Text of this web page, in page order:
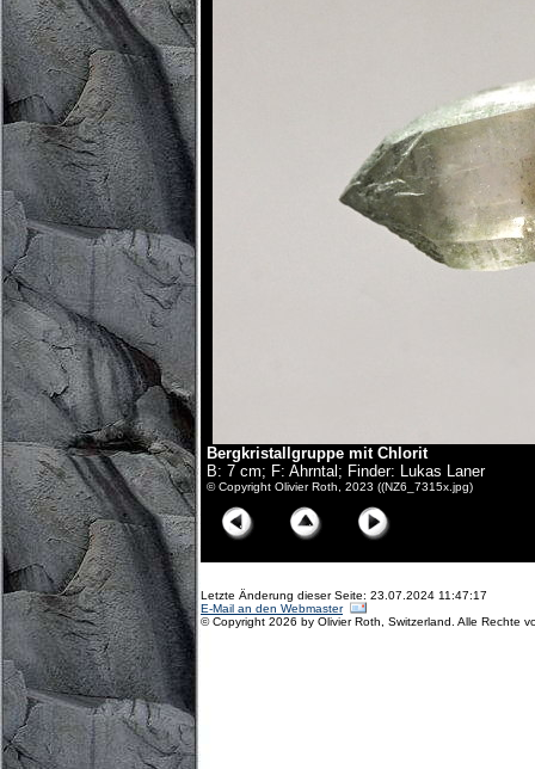
Bergkristallgruppe mit Chlorit
B: 7 cm; F: Ahrntal; Finder: Lukas Laner
© Copyright Olivier Roth, 2023 ((NZ6_7315x.jpg)
Letzte Änderung dieser Seite: 23.07.2024 11:47:17
E-Mail an den Webmaster
© Copyright 2026 by Olivier Roth, Switzerland. Alle Rechte